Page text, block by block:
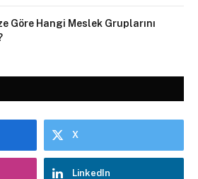
Göre Hangi Meslek Gruplarını
X
LinkedIn